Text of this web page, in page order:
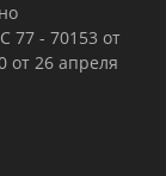
77 - 70153 от
от 26 апреля